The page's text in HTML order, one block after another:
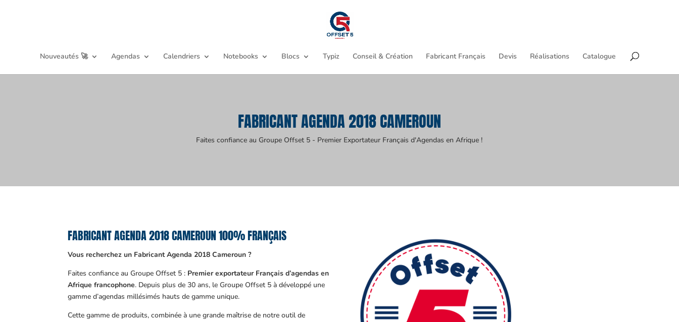
Nouveautés 🚀 Agendas Calendriers Notebooks Blocs Typiz Conseil & Création Fabricant Français Devis Réalisations Catalogue
FABRICANT AGENDA 2018 CAMEROUN
Faites confiance au Groupe Offset 5 - Premier Exportateur Français d'Agendas en Afrique !
FABRICANT AGENDA 2018 CAMEROUN 100% FRANÇAIS
Vous recherchez un Fabricant Agenda 2018 Cameroun ?
Faites confiance au Groupe Offset 5 : Premier exportateur Français d’agendas en
Afrique francophone. Depuis plus de 30 ans, le Groupe Offset 5 à développé une
gamme d’agendas millésimés hauts de gamme unique.
Cette gamme de produits, combinée à une grande maîtrise de notre outil de